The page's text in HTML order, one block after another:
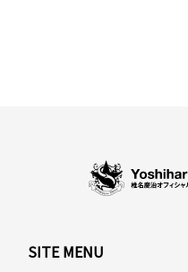
SITE MENU